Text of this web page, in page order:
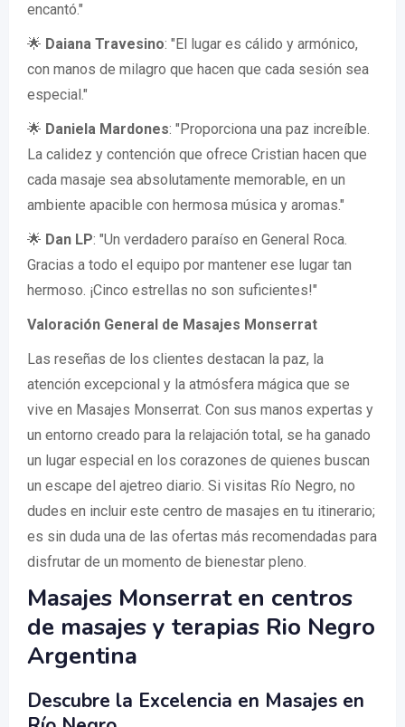
encantó."
🌟 Daiana Travesino: "El lugar es cálido y armónico,
con manos de milagro que hacen que cada sesión sea
especial."
🌟 Daniela Mardones: "Proporciona una paz increíble.
La calidez y contención que ofrece Cristian hacen que
cada masaje sea absolutamente memorable, en un
ambiente apacible con hermosa música y aromas."
🌟 Dan LP: "Un verdadero paraíso en General Roca.
Gracias a todo el equipo por mantener ese lugar tan
hermoso. ¡Cinco estrellas no son suficientes!"
Valoración General de Masajes Monserrat
Las reseñas de los clientes destacan la paz, la
atención excepcional y la atmósfera mágica que se
vive en Masajes Monserrat. Con sus manos expertas y
un entorno creado para la relajación total, se ha ganado
un lugar especial en los corazones de quienes buscan
un escape del ajetreo diario. Si visitas Río Negro, no
dudes en incluir este centro de masajes en tu itinerario;
es sin duda una de las ofertas más recomendadas para
disfrutar de un momento de bienestar pleno.
Masajes Monserrat en centros
de masajes y terapias Rio Negro
Argentina
Descubre la Excelencia en Masajes en